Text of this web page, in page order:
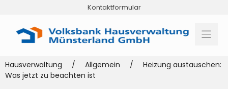
springen
Kontaktformular
Hausverwaltung / Allgemein /
Heizung austauschen:
Was jetzt zu beachten ist